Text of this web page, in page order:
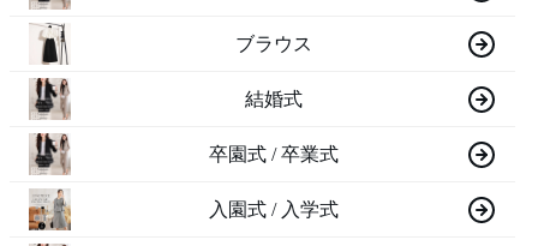
ブラウス
結婚式
卒園式 / 卒業式
入園式 / 入学式